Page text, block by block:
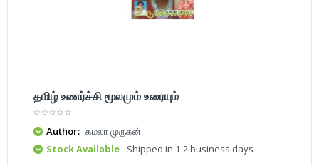
தமிழ் உணர்ச்சி மூலமும் உரையும்
Author: கமலா முருகன்
Stock Available- Shipped in 1-2 business days